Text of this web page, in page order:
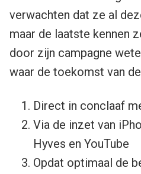
verwachten dat ze al
maar de laatste kennen
door zijn campagne
waar de toekomst van
Direct in conclaaf
Via de inzet van
Hyves en YouTube
Opdat optimaal de